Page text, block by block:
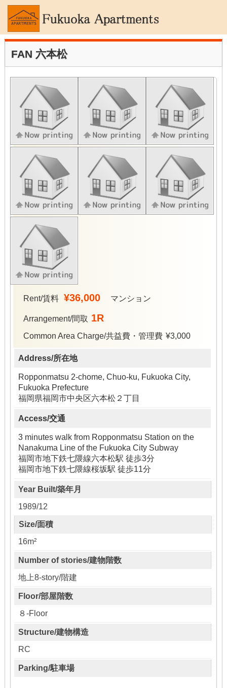
FAN 六本松
Rent/賃料 ¥36,000 マンション
Arrangement/間取 1R
Common Area Charge/共益費・管理費 ¥3,000
Address/所在地
Ropponmatsu 2-chome, Chuo-ku, Fukuoka City,
Fukuoka Prefecture
福岡県福岡市中央区六本松２丁目
Access/交通
3 minutes walk from Ropponmatsu Station on the
Nanakuma Line of the Fukuoka City Subway
福岡市地下鉄七隈線六本松駅 徒歩3分
福岡市地下鉄七隈線桜坂駅 徒歩11分
Year Built/築年月
1989/12
Size/面積
16m²
Number of stories/建物階数
地上8-story/階建
Floor/部屋階数
８-Floor
Structure/建物構造
RC
Parking/駐車場